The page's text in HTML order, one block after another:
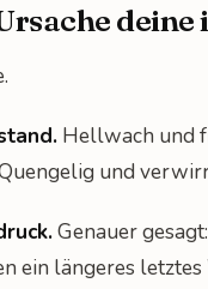
deine
Hellwach und
und
Genauer
ein längeres